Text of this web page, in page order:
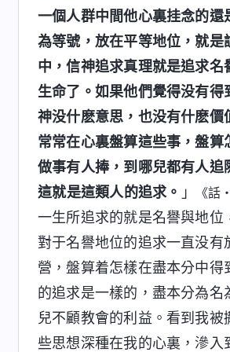
一個人群中間他心裏挂念的
為等號，放在平等地位，就是
中，信神追求真理就是追求
生命了。如果他們覺得没有
神没什麽意思，也没有什麽
常常在心裏盤算這些事，盤
做事有人捧，到哪兒都有人追
這就是這類人的追求。 」 《話
一生所追求的就是名譽與地
對于名譽地位的追求一直没
營，盤算着怎樣在盡本分中
的追求是一樣的，盡本分為
兒不顧教會的利益。看到我
些思想深種在我的心裏，滲